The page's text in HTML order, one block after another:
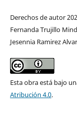
Derechos de autor
Fernanda Trujillo
Jesennia Ramirez
Esta obra está bajo
Atribución 4.0.